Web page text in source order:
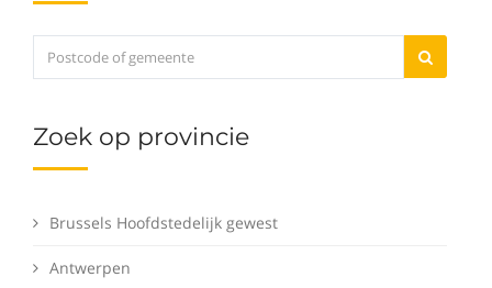
Zoek op provincie
Brussels Hoofdstedelijk gewest
Antwerpen